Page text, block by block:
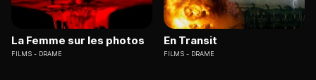
La Femme sur les photos
FILMS DRAME
En Transit
FILMS DRAME